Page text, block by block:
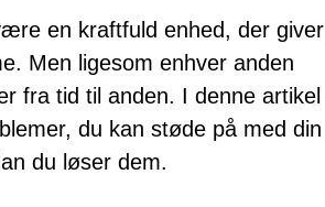
en kraftfuld enhed, der giver
Men ligesom enhver anden
fra tid til anden. I denne artikel
du kan støde på med din
du løser dem.